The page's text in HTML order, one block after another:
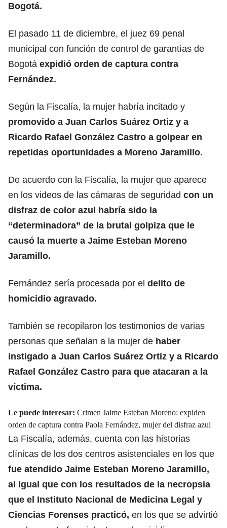
Bogotá.
El pasado 11 de diciembre, el juez 69 penal
municipal con función de control de garantías de
Bogotá expidió orden de captura contra
Fernández.
Según la Fiscalía, la mujer habría incitado y
promovido a Juan Carlos Suárez Ortiz y a
Ricardo Rafael González Castro a golpear en
repetidas oportunidades a Moreno Jaramillo.
De acuerdo con la Fiscalía, la mujer que aparece
en los videos de las cámaras de seguridad con un
disfraz de color azul habría sido la
“determinadora” de la brutal golpiza que le
causó la muerte a Jaime Esteban Moreno
Jaramillo.
Fernández sería procesada por el delito de
homicidio agravado.
También se recopilaron los testimonios de varias
personas que señalan a la mujer de haber
instigado a Juan Carlos Suárez Ortiz y a Ricardo
Rafael González Castro para que atacaran a la
víctima.
Le puede interesar: Crimen Jaime Esteban Moreno: expiden
orden de captura contra Paola Fernández, mujer del disfraz azul
La Fiscalía, además, cuenta con las historias
clínicas de los dos centros asistenciales en los que
fue atendido Jaime Esteban Moreno Jaramillo,
al igual que con los resultados de la necropsia
que el Instituto Nacional de Medicina Legal y
Ciencias Forenses practicó, en los que se advirtió